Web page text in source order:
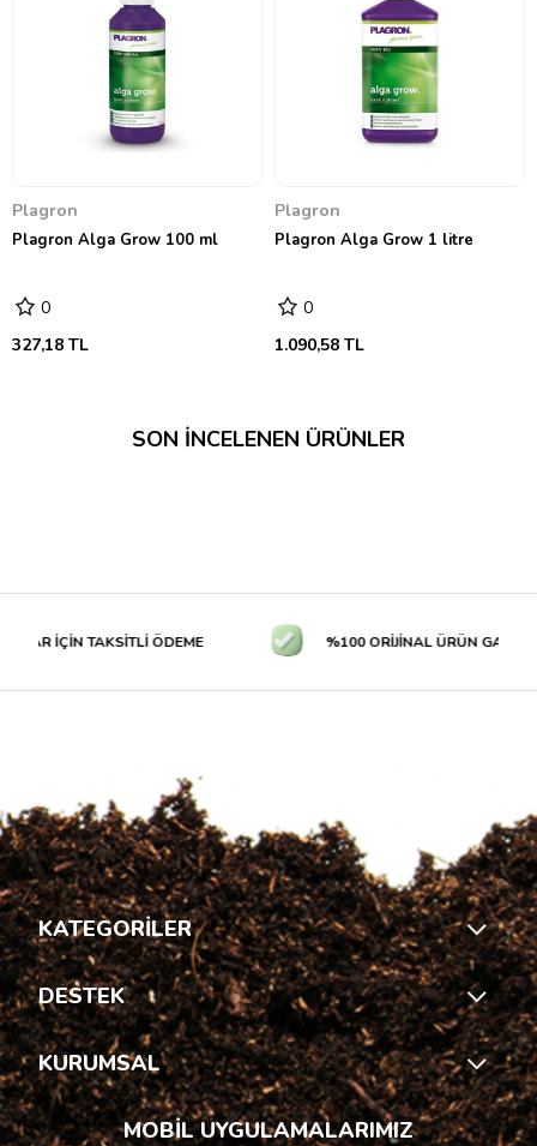
Plagron
Plagron Alga Grow 100 ml
0
327,18 TL
Plagron
Plagron Alga Grow 1 litre
0
1.090,58 TL
SON İNCELENEN ÜRÜNLER
İÇİN TAKSİTLİ ÖDEME %100 ORİJİNAL ÜRÜN
KATEGORİLER
DESTEK
KURUMSAL
MOBİL UYGULAMALARIMIZ